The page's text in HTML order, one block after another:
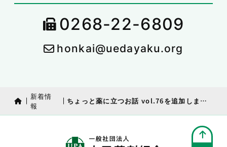
0268-22-6809
honkai@uedayaku.org
新着情
報
ちょっと薬に立つお話 vol.76を追加しました